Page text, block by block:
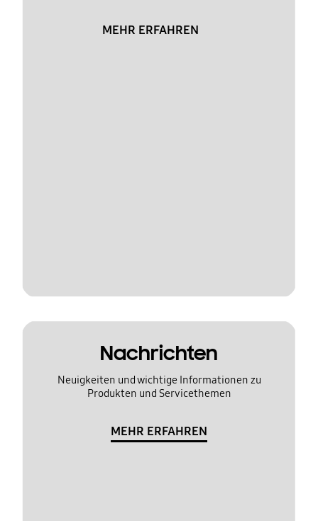
MEHR ERFAHREN
Nachrichten
Neuigkeiten und wichtige Informationen zu
Produkten und Servicethemen
MEHR ERFAHREN